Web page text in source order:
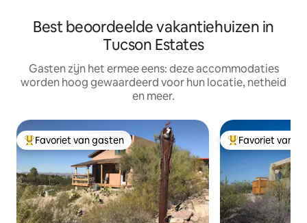
Best beoordeelde vakantiehuizen in
Tucson Estates
Gasten zijn het ermee eens: deze accommodaties
worden hoog gewaardeerd voor hun locatie, netheid
en meer.
Topfavoriet van gasten
Favoriet van gasten Topfavoriet van
Favoriet van